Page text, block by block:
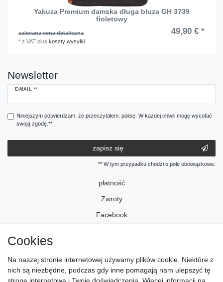
Yakuza Premium damska długa bluza GH 3739
fioletowy
zalecana cena detaliczna 49,90 € *
*z VAT pluskoszty wysyłki
Newsletter
E-MAIL **
Ceres::Template.newsletterHoneypotLabel
Niniejszym potwierdzam, że przeczytałem: polisę. W każdej chwili mogę wycofać
swoją zgodę.**
zapisz się
** W tym przypadku chodzi o pole obowiązkowe.
płatność
Zwroty
Facebook
odcisk
Polityka ­prywatności
Cookies
Na naszej stronie internetowej używamy plików cookie. Niektóre z
nich są niezbędne, podczas gdy inne pomagają nam ulepszyć tę